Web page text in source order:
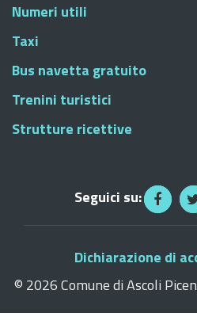
Numeri utili
Taxi
Bus navetta gratuito
Trenini turistici
Strutture ricettive
Seguici su:
Dichiarazione di
© 2026 Comune di Ascoli